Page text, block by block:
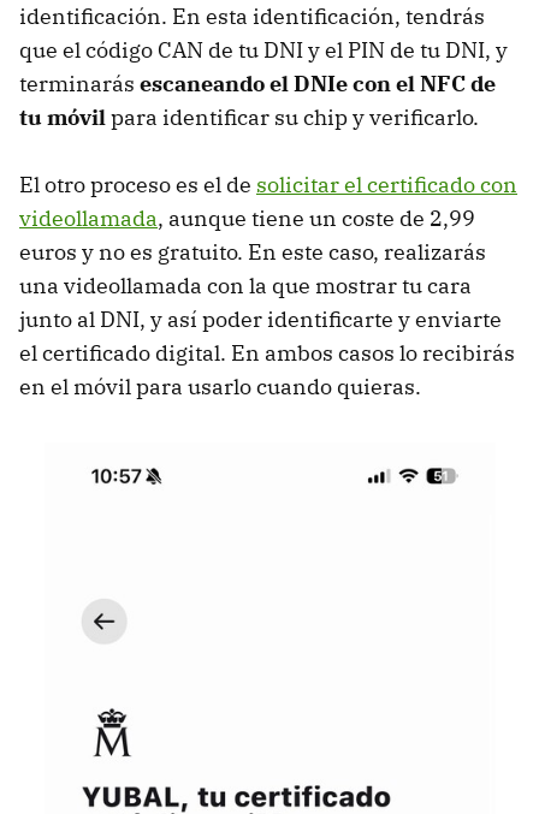
identificación. En esta identificación, tendrás
que el código CAN de tu DNI y el PIN de tu DNI, y
terminarás escaneando el DNIe con el NFC de
tu móvilpara identificar su chip y verificarlo.
El otro proceso es el de solicitar el certificado con
videollamada, aunque tiene un coste de 2,99
euros y no es gratuito. En este caso, realizarás
una videollamada con la que mostrar tu cara
junto al DNI, y así poder identificarte y enviarte
el certificado digital. En ambos casos lo recibirás
en el móvil para usarlo cuando quieras.